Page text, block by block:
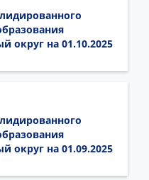
округ на 01.10.2025
округ на 01.09.2025